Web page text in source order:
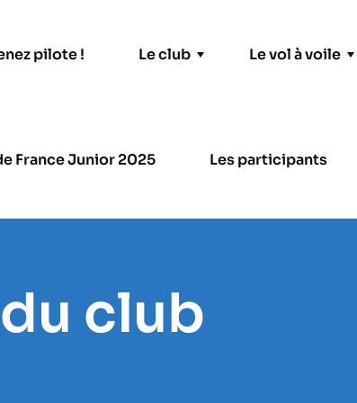
pilote ! Le club
Le Matériel
Les véhicules de piste
Facebook InstagramTikTok
Le vol à voile
France Junior 2025 Les participants
club